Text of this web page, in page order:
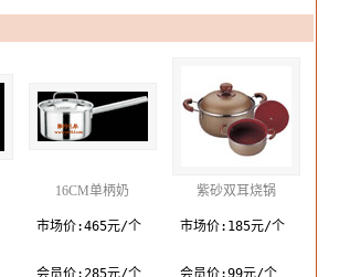
16CM单柄奶
市场价:465元/个
会员价:285元/个
紫砂双耳烧锅
市场价:185元/个
会员价:99元/个